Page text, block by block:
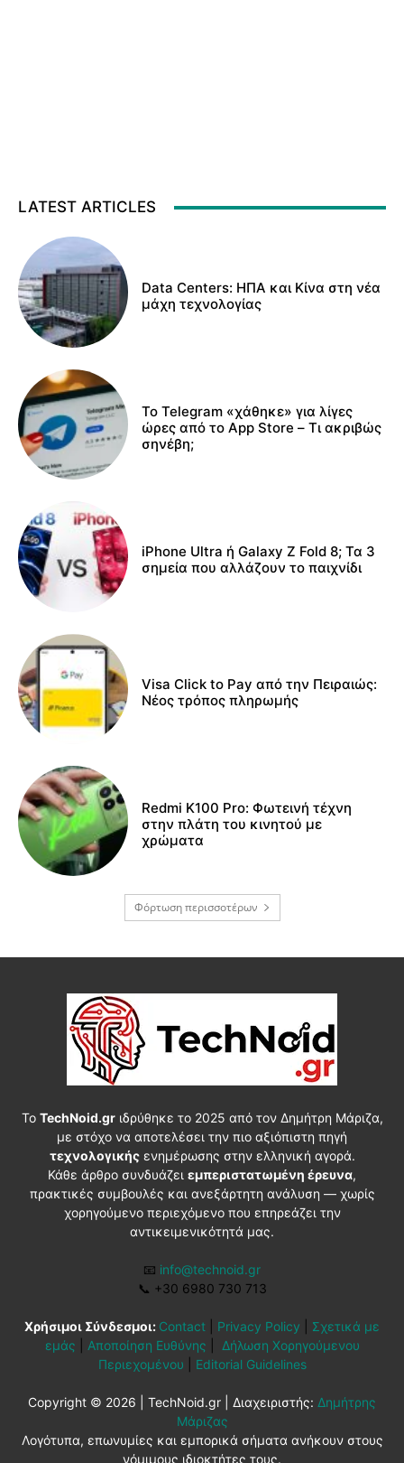
LATEST ARTICLES
Data Centers: ΗΠΑ και Κίνα στη νέα
μάχη τεχνολογίας
Το Telegram «χάθηκε» για λίγες
ώρες από το App Store – Τι ακριβώς
σηνέβη;
iPhone Ultra ή Galaxy Z Fold 8; Τα 3
σημεία που αλλάζουν το παιχνίδι
Visa Click to Pay από την Πειραιώς:
Νέος τρόπος πληρωμής
Redmi K100 Pro: Φωτεινή τέχνη
στην πλάτη του κινητού με
χρώματα
Φόρτωση περισσοτέρων
Το TechNoid.grιδρύθηκε το 2025 από τον Δημήτρη Μάριζα,
με στόχο να αποτελέσει την πιο αξιόπιστη πηγή
τεχνολογικήςενημέρωσης στην ελληνική αγορά.
Κάθε άρθρο συνδυάζει εμπεριστατωμένη έρευνα,
πρακτικές συμβουλές και ανεξάρτητη ανάλυση — χωρίς
χορηγούμενο περιεχόμενο που επηρεάζει την
αντικειμενικότητά μας.
📧 info@technoid.gr
📞 +30 6980 730 713
Χρήσιμοι Σύνδεσμοι: Contact Privacy Policy
Σχετικά με
εμάς
Αποποίηση Ευθύνης
Δήλωση Χορηγούμενου
Περιεχομένου
Editorial Guidelines
Copyright © 2026 | TechNoid.gr | Διαχειριστής: Δημήτρης
Μάριζας
Λογότυπα, επωνυμίες και εμπορικά σήματα ανήκουν στους
νόμιμους ιδιοκτήτες τους.